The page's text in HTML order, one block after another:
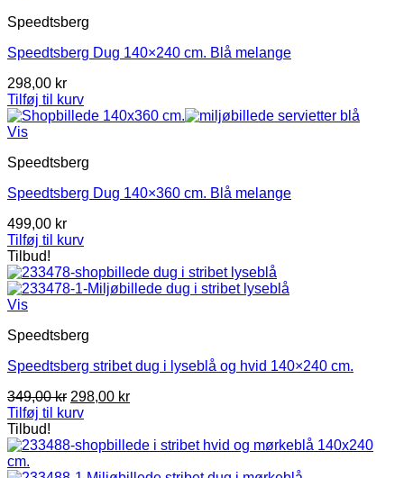
Speedtsberg
Speedtsberg Dug 140×240 cm. Blå melange
298,00 kr
Tilføj til kurv
Vis
Speedtsberg
Speedtsberg Dug 140×360 cm. Blå melange
499,00 kr
Tilføj til kurv
Tilbud!
Vis
Speedtsberg
Speedtsberg stribet dug i lyseblå og hvid 140×240 cm.
349,00kr Den
oprindelige
var:
298,00 krDen
er:
Tilføj til kurv
Tilbud!